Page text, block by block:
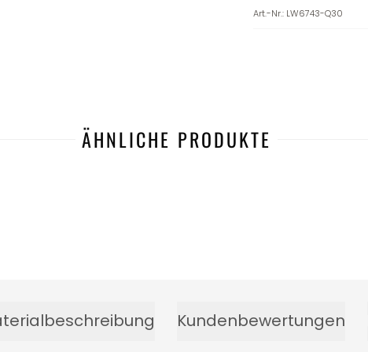
Art.-Nr.: LW6743-Q30
ÄHNLICHE PRODUKTE
Kundenbewertungen